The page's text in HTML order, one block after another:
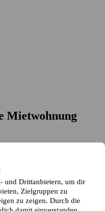
und Drittanbietern, um dir
Zielgruppen zu
zu zeigen. Durch die
Mietwohnung
Anmelden